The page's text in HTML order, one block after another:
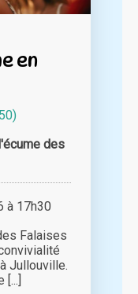
en
des
17h30
Falaises
Jullouville.